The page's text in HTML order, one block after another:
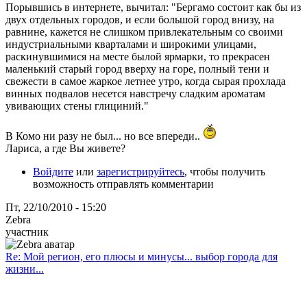
Порывшись в интернете, вычитал: "Бергамо состоит как бы из
двух отдельных городов, и если большой город внизу, на
равнине, кажется не слишком привлекательным со своими
индустриальными кварталами и широкими улицами,
раскинувшимися на месте былой ярмарки, то прекрасен
маленький старый город вверху на горе, полный тени и
свежести в самое жаркое летнее утро, когда сырая прохлада
винных подвалов несется навстречу сладким ароматам
увивающих стены глициний."
В Комо ни разу не был... но все впереди..
Лариса, а где Вы живете?
Войдите или зарегистрируйтесь, чтобы получить
возможность отправлять комментарии
Пт, 22/10/2010 - 15:20
Zebra
участник
Re: Мой регион, его плюсы и минусы... выбор города для
жизни...